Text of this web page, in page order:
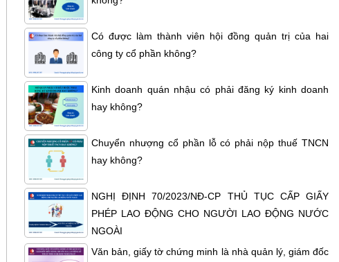
Có được làm thành viên hội đồng quản trị của hai
công ty cổ phần không?
Kinh doanh quán nhậu có phải đăng ký kinh doanh
hay không?
Chuyển nhượng cổ phần lỗ có phải nộp thuế TNCN
hay không?
NGHỊ ĐỊNH 70/2023/NĐ-CP THỦ TỤC CẤP GIẤY
PHÉP LAO ĐỘNG CHO NGƯỜI LAO ĐỘNG NƯỚC
NGOÀI
Văn bản, giấy tờ chứng minh là nhà quản lý, giám đốc